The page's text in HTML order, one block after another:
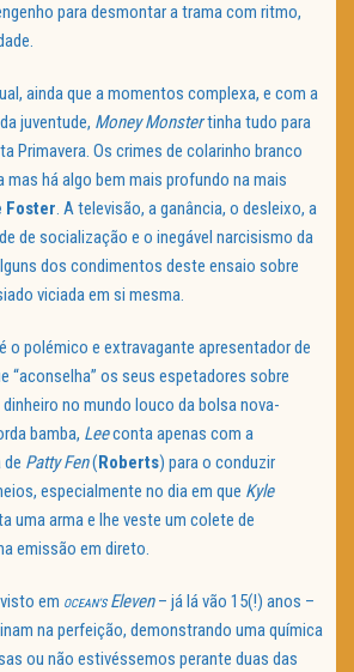
para desmontar a trama com ritmo,
ainda que a momentos complexa, e com a
juventude, Money Monstertinha tudo para
Primavera. Os crimes de colarinho branco
há algo bem mais profundo na mais
Foster. A televisão, a ganância, o desleixo, a
de socialização e o inegável narcisismo da
dos condimentos deste ensaio sobre
viciada em si mesma.
o polémico e extravagante apresentador de
“aconselha” os seus espetadores sobre
no mundo louco da bolsa nova-
bamba, Leeconta apenas com a
Patty Fen(Roberts) para o conduzir
especialmente no dia em que Kyle
uma arma e lhe veste um colete de
emissão em direto.
em OCEAN’SEleven– já lá vão 15(!) anos –
na perfeição, demonstrando uma química
ou não estivéssemos perante duas das